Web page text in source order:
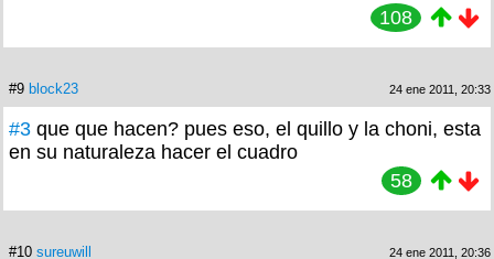
108
#9 block23 24 ene 2011, 20:33
#3 que que hacen? pues eso, el quillo y la choni, esta
en su naturaleza hacer el cuadro
58
#10 sureuwill 24 ene 2011, 20:36